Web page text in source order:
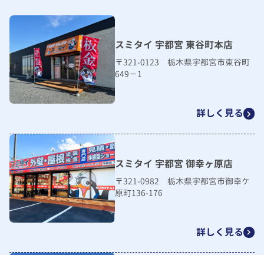
スミタイ 宇都宮 東谷町本店
〒321-0123 栃木県宇都宮市東谷町
649－1
詳しく見る
スミタイ 宇都宮 御幸ヶ原店
〒321-0982 栃木県宇都宮市御幸ケ
原町136-176
詳しく見る